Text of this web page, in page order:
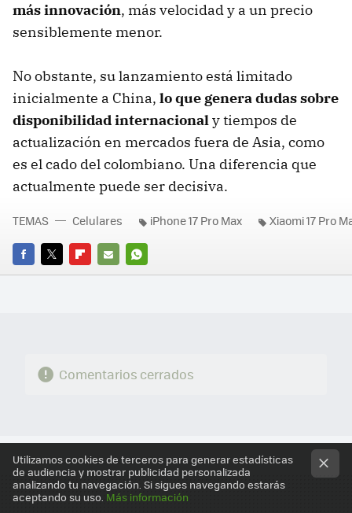
más innovación, más velocidad y a un precio
sensiblemente menor.
No obstante, su lanzamiento está limitado
inicialmente a China, lo que genera dudas sobre
disponibilidad internacionaly tiempos de
actualización en mercados fuera de Asia, como
es el cado del colombiano. Una diferencia que
actualmente puede ser decisiva.
FACEBOOK
TWITTERFLIPBOARD
E-
WHATSAPP
TEMAS Celulares iPhone 17 Pro Max Xiaomi 17 Pro
Comentarios cerrados
Utilizamos cookies de terceros para generar estadísticas
de audiencia y mostrar publicidad personalizada
analizando tu navegación. Si sigues navegando estarás
aceptando su uso. Más información